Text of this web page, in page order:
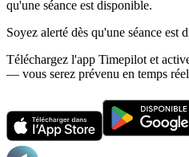
qu'une séance est disponible.
Soyez alerté dès qu'une séance est
Téléchargez l'app Timepilot et
— vous serez prévenu en temps